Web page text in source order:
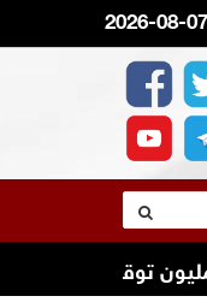
توقيع ضد المخدرات